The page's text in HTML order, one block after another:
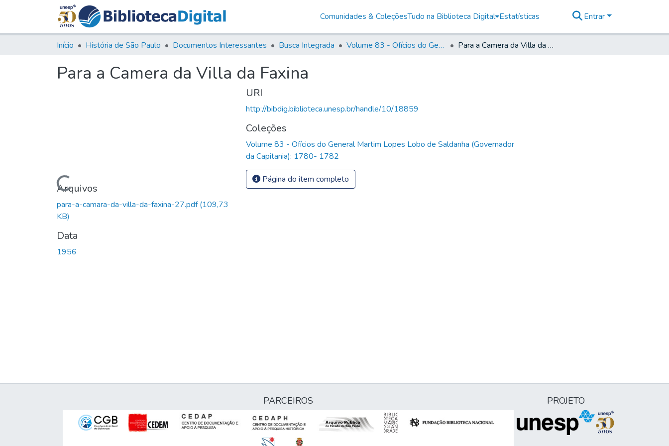
Comunidades & ColeçõesTudo na Biblioteca Digital Estatísticas Entrar
Início História de São Paulo Documentos Interessantes Busca Integrada Volume 83 - Ofícios do General Martim Lopes Lobo de Saldanha (Governador da Capitania): 1780- 1782 Para a Camera da Villa da Faxina
Para a Camera da Villa da Faxina
Carregando...
Arquivos
para-a-camara-da-villa-da-faxina-27.pdf(109,73
KB)
Data
1956
URI
http://bibdig.biblioteca.unesp.br/handle/10/18859
Coleções
Volume 83 - Ofícios do General Martim Lopes Lobo de Saldanha (Governador
da Capitania): 1780- 1782
Página do item completo
PARCEIROS PROJETO